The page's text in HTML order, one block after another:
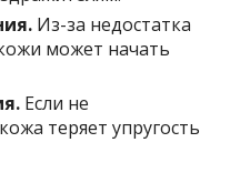
Из-за недостатка
может начать
Если не
теряет упругость